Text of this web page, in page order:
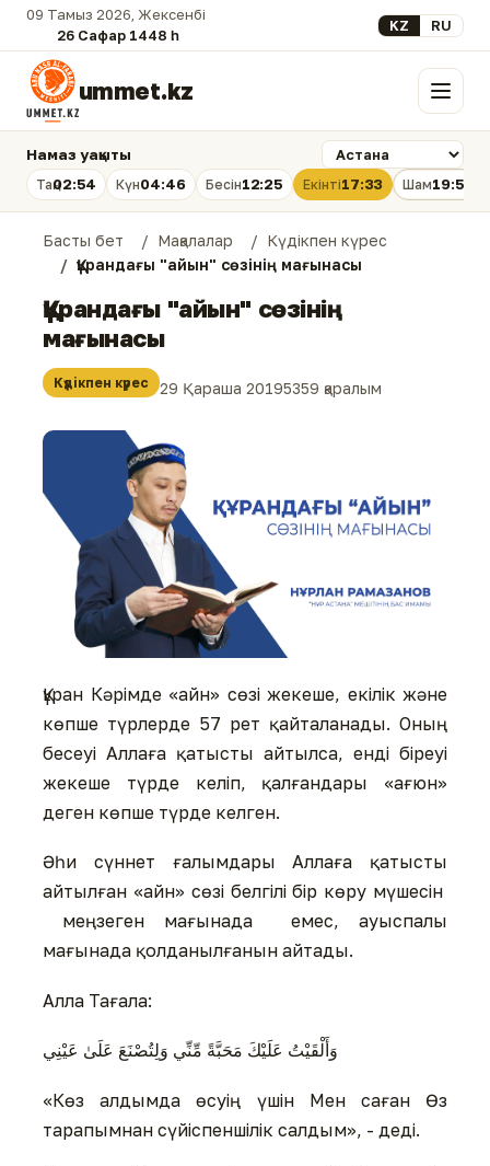
09 Тамыз 2026, Жексенбі
26 Сафар 1448 һ.
Select your
KZ RU
ummet.kz Мәзір
Намаз уақыты
Таң02:54 Күн04:46 Бесін12:25 Екінті17:33 Шам19:53
Басты бет Мақалалар
Күдікпен күрес
Құрандағы "айын" сөзінің мағынасы
Құрандағы "айын" сөзінің
мағынасы
Күдікпен күрес 29 Қараша 20195359 қаралым
Құран Кәрімде «айн» сөзі жекеше, екілік және
көпше түрлерде 57 рет қайталанады. Оның
бесеуі Аллаға қатысты айтылса, енді біреуі
жекеше түрде келіп, қалғандары «ағюн»
деген көпше түрде келген.
Әһи сүннет ғалымдары Аллаға қатысты
айтылған «айн» сөзі белгілі бір көру мүшесін
меңзеген мағынада емес, ауыспалы
мағынада қолданылғанын айтады.
Алла Тағала:
وَأَلْقَيْتُ عَلَيْكَ مَحَبَّةً مِّنِّي وَلِتُصْنَعَ عَلَىٰ عَيْنِي
«Көз алдымда өсуің үшін Мен саған Өз
тарапымнан сүйіспеншілік салдым», - деді.